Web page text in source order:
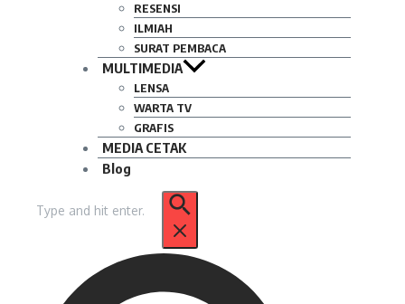
RESENSI
ILMIAH
SURAT PEMBACA
MULTIMEDIA
LENSA
WARTA TV
GRAFIS
MEDIA CETAK
Blog
untuk: